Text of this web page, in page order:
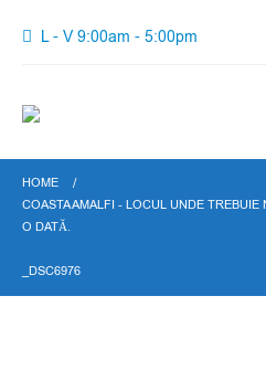
L - V 9:00am - 5:00pm
HOME
COASTA AMALFI - LOCUL UNDE
O DATĂ.
_DSC6976